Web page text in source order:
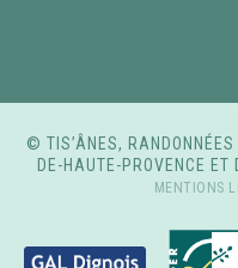
© TIS’ÂNES,
DE-HAUTE-PROVENCE
MENTIONS